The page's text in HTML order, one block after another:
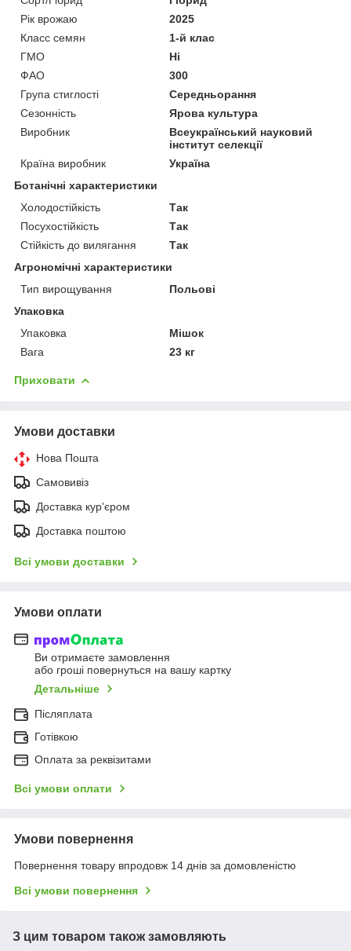
Рік врожаю
2025
Класс семян
1-й клас
ГМО
Ні
ФАО
300
Група стиглості
Середньорання
Сезонність
Ярова культура
Виробник
Всеукраїнський науковий
інститут селекції
Країна виробник
Україна
Ботанічні характеристики
Холодостійкість
Так
Посухостійкість
Так
Стійкість до вилягання
Так
Агрономічні характеристики
Тип вирощування
Польові
Упаковка
Упаковка
Мішок
Вага
23 кг
Приховати
Умови доставки
Нова Пошта
Самовивіз
Доставка кур'єром
Доставка поштою
Всі умови доставки
Умови оплати
Ви отримаєте замовлення
або гроші повернуться на вашу картку
Детальніше
Післяплата
Готівкою
Оплата за реквізитами
Всі умови оплати
Умови повернення
Повернення товару впродовж 14 днів за домовленістю
Всі умови повернення
З цим товаром також замовляють